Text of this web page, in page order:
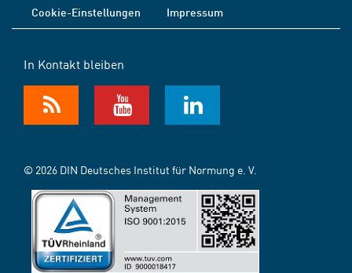
Cookie-Einstellungen
Impressum
In Kontakt bleiben
© 2026 DIN Deutsches Institut für Normung e. V.